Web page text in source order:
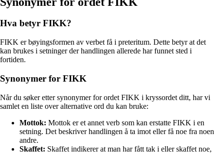
Hva betyr FIKK?
FIKK er bøyingsformen av verbet få i preteritum. Dette betyr at det
kan brukes i setninger der handlingen allerede har funnet sted i
fortiden.
Synonymer for FIKK
Når du søker etter synonymer for ordet FIKK i kryssordet ditt, har vi
samlet en liste over alternative ord du kan bruke:
Mottok: Mottok er et annet verb som kan erstatte FIKK i en
setning. Det beskriver handlingen å ta imot eller få noe fra noen
andre.
Skaffet: Skaffet indikerer at man har fått tak i eller skaffet noe,